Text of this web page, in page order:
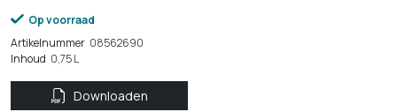
Op voorraad
Artikelnummer 08562690
Inhoud 0,75 L
Downloaden